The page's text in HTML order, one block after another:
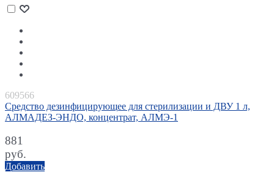
609566
Средство дезинфицирующее для стерилизации и ДВУ 1 л,
АЛМАДЕЗ-ЭНДО, концентрат, АЛМЭ-1
881
руб.
Добавить